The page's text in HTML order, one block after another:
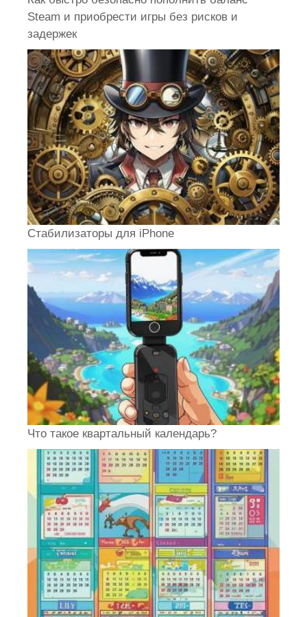
Steam и приобрести игры без рисков и
задержек
Стабилизаторы для iPhone
Что такое квартальный календарь?